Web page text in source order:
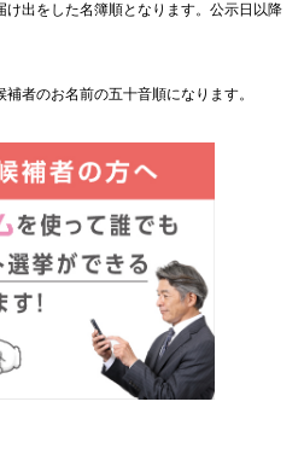
出をした名簿順となります。公示日以降
者のお名前の五十音順になります。